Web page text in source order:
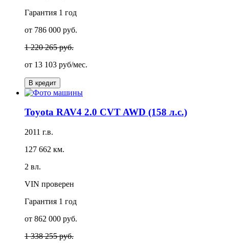
Гарантия 1 год
от 786 000 руб.
1 220 265 руб.
от 13 103 руб/мес.
В кредит
Toyota RAV4 2.0 CVT AWD (158 л.с.)
2011 г.в.
127 662 км.
2 вл.
VIN проверен
Гарантия 1 год
от 862 000 руб.
1 338 255 руб.